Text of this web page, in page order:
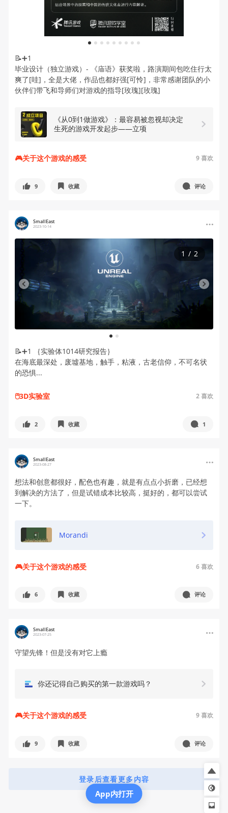
1 2 3 4 5 6 7 8 9
📝➕1
毕业设计（独立游戏）- 《庙语》获奖啦，路演期间包吃住行太
爽了[哇]，全是大佬，作品也都好强[可怜]，非常感谢团队的小
伙伴们带飞和导师们对游戏的指导[玫瑰][玫瑰]
《从0到1做游戏》：最容易被忽视却决定
生死的游戏开发起步——立项
🎮关于这个游戏的感受 9喜欢
9 收藏 评论
SmallEast
2023-10-14
1 2
1 / 2
📝➕1 ｛实验体1014研究报告｝
在海底最深处，废墟基地，触手，粘液，古老信仰，不可名状
的恐惧...
🖱️3D实验室 2喜欢
2 收藏 1
SmallEast
2023-08-27
想法和创意都很好，配色也有趣，就是有点点小折磨，已经想
到解决的方法了，但是试错成本比较高，挺好的，都可以尝试
一下。
Morandi
🎮关于这个游戏的感受 6喜欢
6 收藏 评论
SmallEast
2023-07-25
守望先锋！但是没有对它上瘾
你还记得自己购买的第一款游戏吗？
🎮关于这个游戏的感受 9喜欢
9 收藏 评论
登录后查看更多内容
App内打开